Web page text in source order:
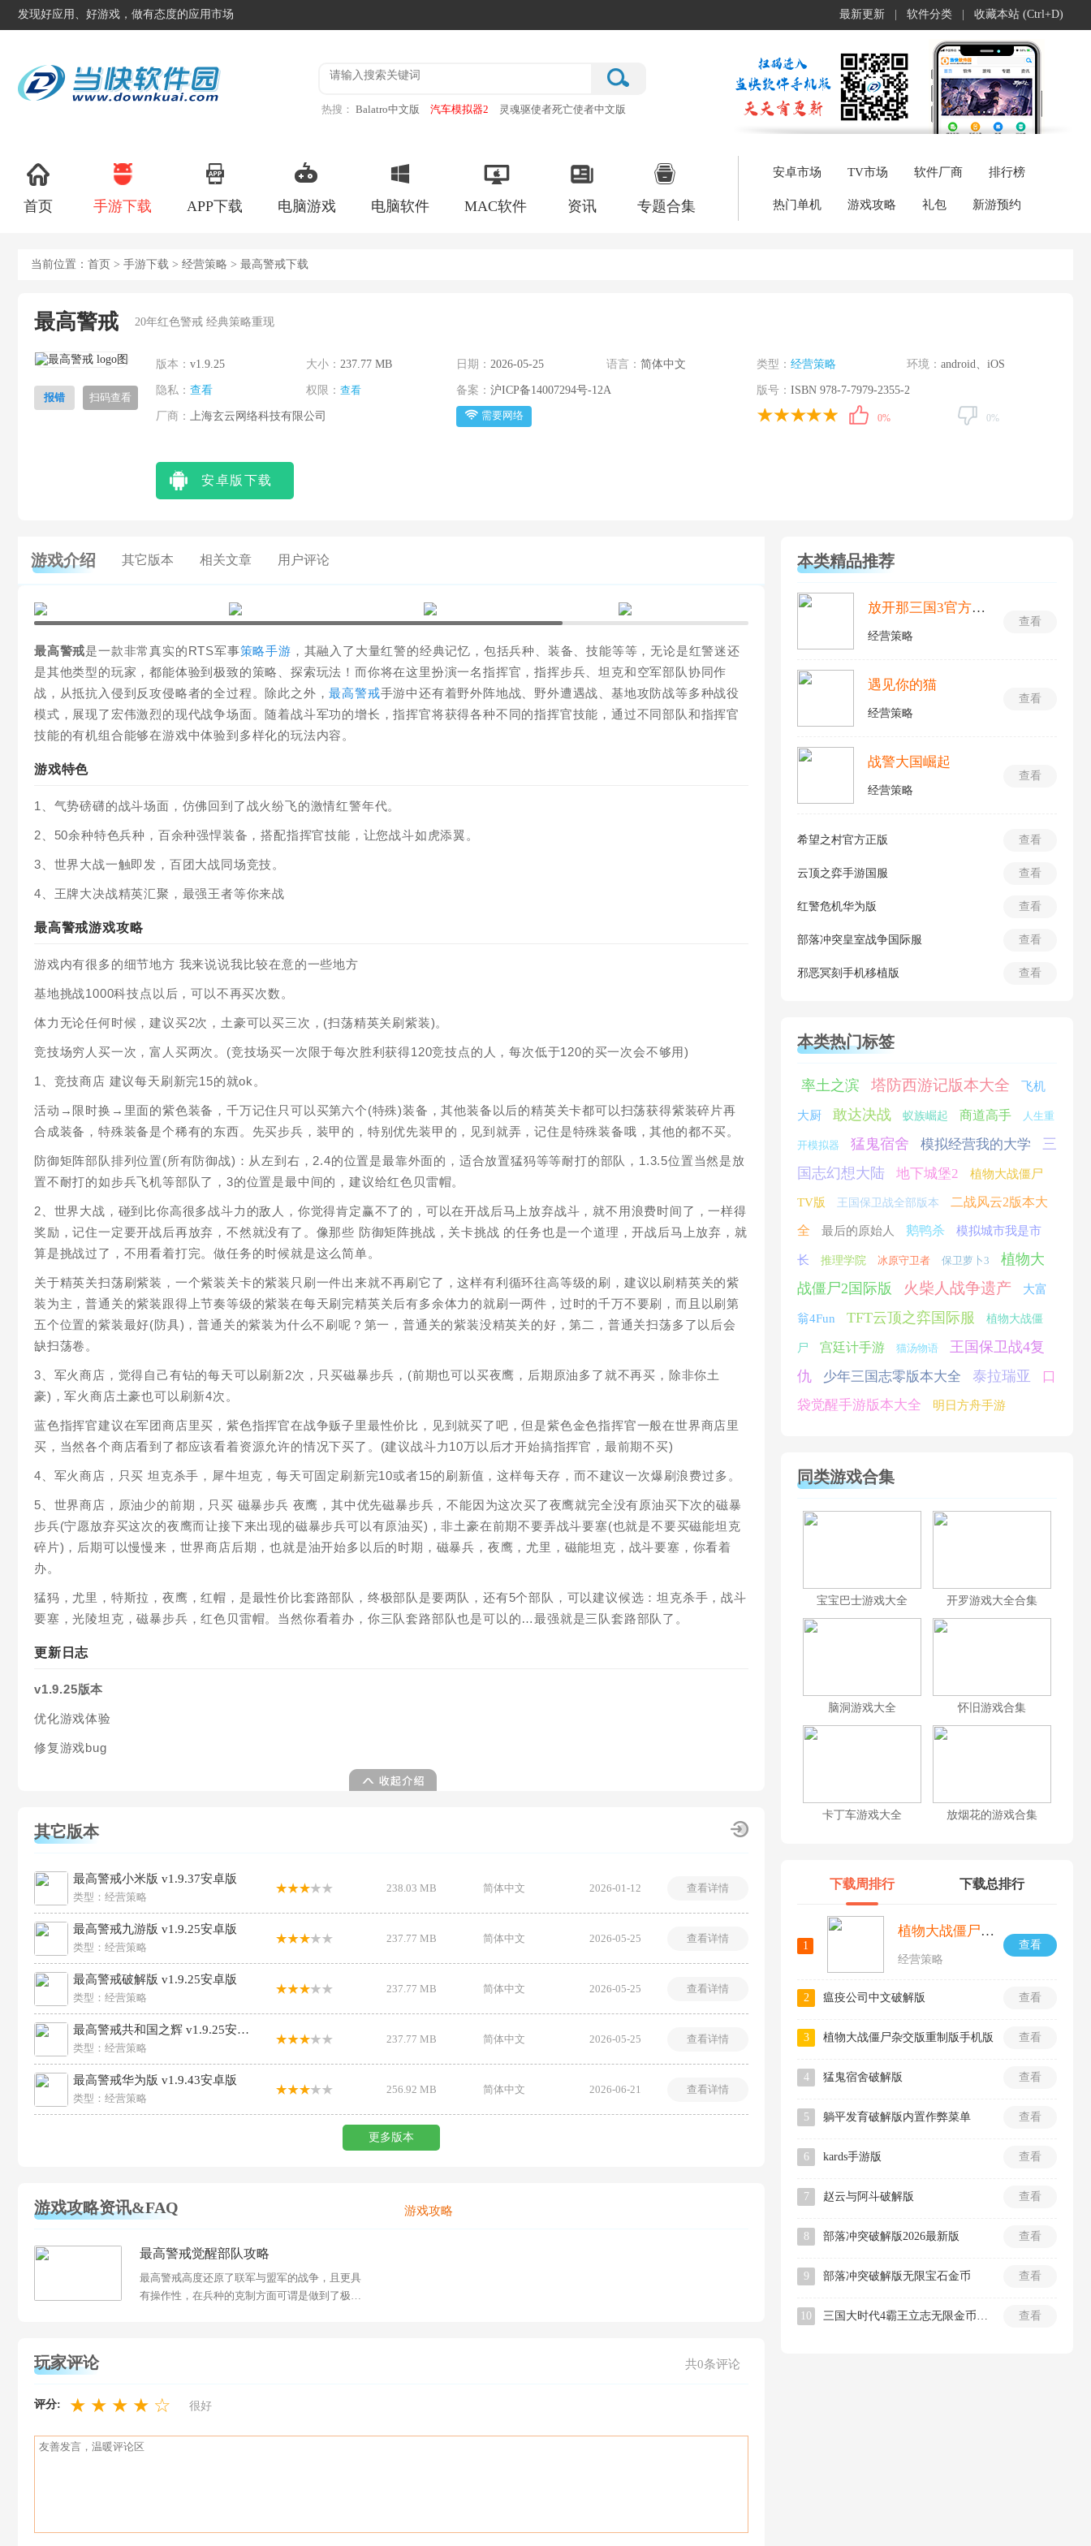
发现好应用、好游戏，做有态度的应用市场 最新更新 软件分类 收藏本站 (Ctrl+D)
热搜： Balatro中文版 汽车模拟器2
灵魂驱使者死亡使者中文版
首页 手游下载 APP下载 电脑游戏 电脑软件 MAC软件 资讯 专题合集
安卓市场 TV市场 软件厂商 排行榜
热门单机 游戏攻略 礼包 新游预约
当前位置： 首页 > 手游下载 > 经营策略 > 最高警戒下载
最高警戒 20年红色警戒 经典策略重现
报错 扫码查看
版本： v1.9.25 大小： 237.77 MB 日期： 2026-05-25 语言： 简体中文 类型： 经营策略 环境： android、iOS
隐私： 查看 权限： 查看 备案： 沪ICP备14007294号-12A 版号： ISBN 978-7-7979-2355-2
厂商： 上海玄云网络科技有限公司 需要网络 0% 0%
安卓版下载
游戏介绍 其它版本 相关文章 用户评论
最高警戒是一款非常真实的RTS军事策略手游 ，其融入了大量红警的经典记忆，包括兵种、装备、技能等等，无论是红警迷还
是其他类型的玩家，都能体验到极致的策略、探索玩法！而你将在这里扮演一名指挥官，指挥步兵、坦克和空军部队协同作
战，从抵抗入侵到反攻侵略者的全过程。除此之外，最高警戒手游中还有着野外阵地战、野外遭遇战、基地攻防战等多种战役
模式，展现了宏伟激烈的现代战争场面。随着战斗军功的增长，指挥官将获得各种不同的指挥官技能，通过不同部队和指挥官
技能的有机组合能够在游戏中体验到多样化的玩法内容。
游戏特色
1、气势磅礴的战斗场面，仿佛回到了战火纷飞的激情红警年代。
2、50余种特色兵种，百余种强悍装备，搭配指挥官技能，让您战斗如虎添翼。
3、世界大战一触即发，百团大战同场竞技。
4、王牌大决战精英汇聚，最强王者等你来战
最高警戒游戏攻略
游戏内有很多的细节地方 我来说说我比较在意的一些地方
基地挑战1000科技点以后，可以不再买次数。
体力无论任何时候，建议买2次，土豪可以买三次，(扫荡精英关刷紫装)。
竞技场穷人买一次，富人买两次。(竞技场买一次限于每次胜利获得120竞技点的人，每次低于120的买一次会不够用)
1、竞技商店 建议每天刷新完15的就ok。
活动→限时换→里面的紫色装备，千万记住只可以买第六个(特殊)装备，其他装备以后的精英关卡都可以扫荡获得紫装碎片再
合成装备，特殊装备是个稀有的东西。先买步兵，装甲的，特别优先装甲的，见到就弄，记住是特殊装备哦，其他的都不买。
防御矩阵部队排列位置(所有防御战)：从左到右，2.4的位置是最靠外面的，适合放置猛犸等等耐打的部队，1.3.5位置当然是放
置不耐打的如步兵飞机等部队了，3的位置是最中间的，建议给红色贝雷帽。
2、世界大战，碰到比你高很多战斗力的敌人，你觉得肯定赢不了的，可以在开战后马上放弃战斗，就不用浪费时间了，一样得
奖励，记住一定要开战后再放弃，不然就没有了。 像那些 防御矩阵挑战，关卡挑战 的任务也是一个道理，开战后马上放弃，就
算是挑战过了，不用看着打完。做任务的时候就是这么简单。
关于精英关扫荡刷紫装，一个紫装关卡的紫装只刷一件出来就不再刷它了，这样有利循环往高等级的刷，建议以刷精英关的紫
装为主，普通关的紫装跟得上节奏等级的紫装在每天刷完精英关后有多余体力的就刷一两件，过时的千万不要刷，而且以刷第
五个位置的紫装最好(防具)，普通关的紫装为什么不刷呢？第一，普通关的紫装没精英关的好，第二，普通关扫荡多了以后会
缺扫荡卷。
3、军火商店，觉得自己有钻的每天可以刷新2次，只买磁暴步兵，(前期也可以买夜鹰，后期原油多了就不再买，除非你土
豪)，军火商店土豪也可以刷新4次。
蓝色指挥官建议在军团商店里买，紫色指挥官在战争贩子里最性价比，见到就买了吧，但是紫色金色指挥官一般在世界商店里
买，当然各个商店看到了都应该看着资源允许的情况下买了。(建议战斗力10万以后才开始搞指挥官，最前期不买)
4、军火商店，只买 坦克杀手，犀牛坦克，每天可固定刷新完10或者15的刷新值，这样每天存，而不建议一次爆刷浪费过多。
5、世界商店，原油少的前期，只买 磁暴步兵 夜鹰，其中优先磁暴步兵，不能因为这次买了夜鹰就完全没有原油买下次的磁暴
步兵(宁愿放弃买这次的夜鹰而让接下来出现的磁暴步兵可以有原油买)，非土豪在前期不要弄战斗要塞(也就是不要买磁能坦克
碎片)，后期可以慢慢来，世界商店后期，也就是油开始多以后的时期，磁暴兵，夜鹰，尤里，磁能坦克，战斗要塞，你看着
办。
猛犸，尤里，特斯拉，夜鹰，红帽，是最性价比套路部队，终极部队是要两队，还有5个部队，可以建议候选：坦克杀手，战斗
要塞，光陵坦克，磁暴步兵，红色贝雷帽。当然你看着办，你三队套路部队也是可以的…最强就是三队套路部队了。
更新日志
v1.9.25版本
优化游戏体验
修复游戏bug
其它版本
最高警戒小米版 v1.9.37安卓版
类型： 经营策略
238.03 MB 简体中文 2026-01-12 查看详情
最高警戒九游版 v1.9.25安卓版
类型： 经营策略
237.77 MB 简体中文 2026-05-25 查看详情
最高警戒破解版 v1.9.25安卓版
类型： 经营策略
237.77 MB 简体中文 2026-05-25 查看详情
最高警戒共和国之辉 v1.9.25安卓版
类型： 经营策略
237.77 MB 简体中文 2026-05-25 查看详情
最高警戒华为版 v1.9.43安卓版
类型： 经营策略
256.92 MB 简体中文 2026-06-21 查看详情
更多版本
游戏攻略资讯&FAQ 游戏攻略
最高警戒觉醒部队攻略
最高警戒高度还原了联军与盟军的战争，且更具
有操作性，在兵种的克制方面可谓是做到了极
玩家评论 共0条评论
评分: ★ ★ ★ ★ ☆ 很好
本类精品推荐
查看
放开那三国3官方正版
经营策略
查看
遇见你的猫
经营策略
查看
战警大国崛起
经营策略
查看
希望之村官方正版
查看
云顶之弈手游国服
查看
红警危机华为版
查看
部落冲突皇室战争国际服
查看
邪恶冥刻手机移植版
本类热门标签
率土之滨 塔防西游记版本大全 飞机
大厨 敢达决战 蚁族崛起 商道高手 人生重
开模拟器 猛鬼宿舍 模拟经营我的大学
三
国志幻想大陆
地下城堡2 植物大战僵尸
TV版 王国保卫战全部版本 二战风云2版本大
全 最后的原始人 鹅鸭杀 模拟城市我是市
长 推理学院 冰原守卫者 保卫萝卜3
植物大
战僵尸2国际版
火柴人战争遗产 大富
翁4Fun TFT云顶之弈国际服 植物大战僵
尸 宫廷计手游 猫汤物语
王国保卫战4复
仇
少年三国志零版本大全 泰拉瑞亚
口
袋觉醒手游版本大全
明日方舟手游
同类游戏合集
宝宝巴士游戏大全 开罗游戏大全合集
脑洞游戏大全 怀旧游戏合集
卡丁车游戏大全 放烟花的游戏合集
下载周排行 下载总排行
1 查看
植物大战僵尸融合版手机版
经营策略
2 查看
瘟疫公司中文破解版
3 查看
植物大战僵尸杂交版重制版手机版
4 查看
猛鬼宿舍破解版
5 查看
躺平发育破解版内置作弊菜单
6 查看
kards手游版
7 查看
赵云与阿斗破解版
8 查看
部落冲突破解版2026最新版
9 查看
部落冲突破解版无限宝石金币
10 查看
三国大时代4霸王立志无限金币内购版